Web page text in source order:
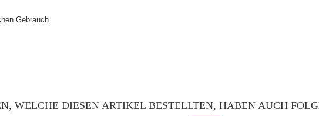
Gebrauch.
WELCHE DIESEN ARTIKEL BESTELLTEN, HABEN AUCH